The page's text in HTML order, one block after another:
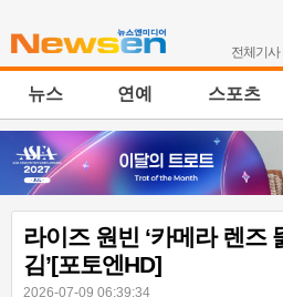
전체기사|
뉴스 연예 스포츠
라이즈 원빈 ‘카메라 렌즈
김’[포토엔HD]
2026-07-09 06:39:34